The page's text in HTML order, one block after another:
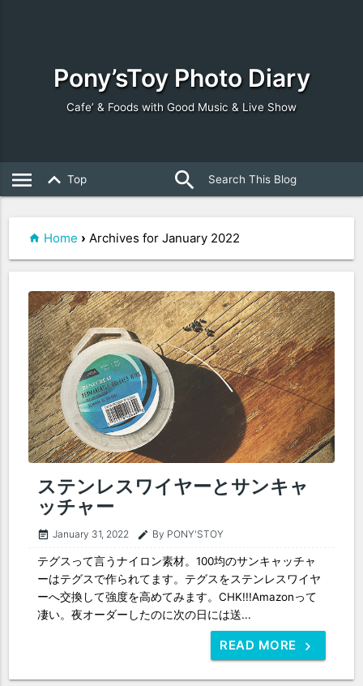
Pony’sToy Photo Diary
Cafe’ & Foods with Good Music & Live Show
menu keyboard_arrow_up Top search
Home › Archives for January 2022
ステンレスワイヤーとサンキャ
ッチャー
event_note January 31, 2022 edit By PONY'STOY
テグスって言うナイロン素材。100均のサンキャッチャ
ーはテグスで作られてます。テグスをステンレスワイヤ
ーへ交換して強度を高めてみます。CHK!!!Amazonって
凄い。夜オーダーしたのに次の日には送...
READ MORE